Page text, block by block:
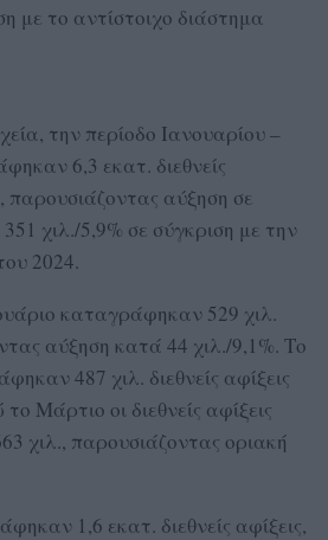
με το αντίστοιχο διάστημα
την περίοδο Ιανουαρίου –
6,3 εκατ. διεθνείς
παρουσιάζοντας αύξηση σε
χιλ./5,9% σε σύγκριση με την
2024.
καταγράφηκαν 529 χιλ.
αύξηση κατά 44 χιλ./9,1%. Το
487 χιλ. διεθνείς αφίξεις
Μάρτιο οι διεθνείς αφίξεις
χιλ., παρουσιάζοντας οριακή
1,6 εκατ. διεθνείς αφίξεις,